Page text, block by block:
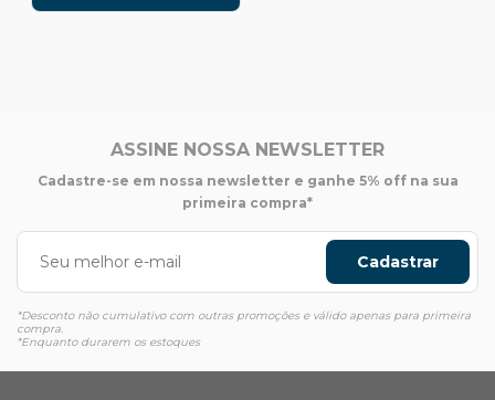
ASSINE NOSSA NEWSLETTER
Cadastre-se em nossa newsletter e ganhe 5% off na sua
primeira compra*
Cadastrar
*Desconto não cumulativo com outras promoções e válido apenas para primeira
compra.
*Enquanto durarem os estoques